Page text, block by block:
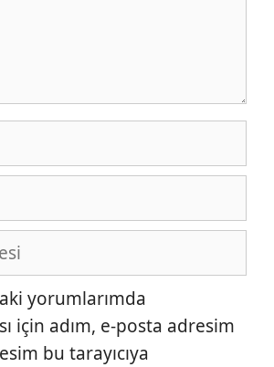
yorumlarımda
için adım, e-posta adresim
bu tarayıcıya